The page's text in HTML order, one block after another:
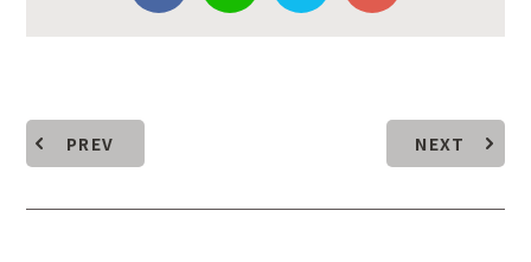
PREV NEXT